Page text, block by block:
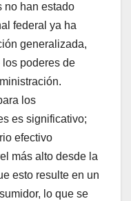
no han estado
federal ya ha
generalizada,
poderes de
los
es significativo;
efectivo
más alto desde la
esto resulte en un
lo que se